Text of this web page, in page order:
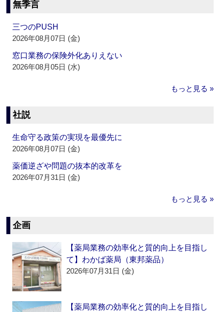
無季言
三つのPUSH
2026年08月07日 (金)
窓口業務の保険外化ありえない
2026年08月05日 (水)
もっと見る »
社説
生命守る政策の実現を最優先に
2026年08月07日 (金)
薬価逆ざや問題の抜本的改革を
2026年07月31日 (金)
もっと見る »
企画
【薬局業務の効率化と質的向上を目指し
て】わかば薬局（東邦薬品）
2026年07月31日 (金)
【薬局業務の効率化と質的向上を目指し